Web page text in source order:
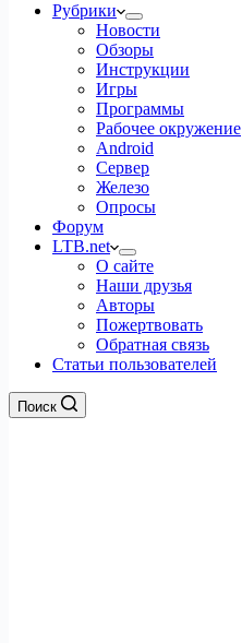
Рубрики
Новости
Обзоры
Инструкции
Игры
Программы
Рабочее окружение
Android
Сервер
Железо
Опросы
Форум
LTB.net
О сайте
Наши друзья
Авторы
Пожертвовать
Обратная связь
Статьи пользователей
Поиск